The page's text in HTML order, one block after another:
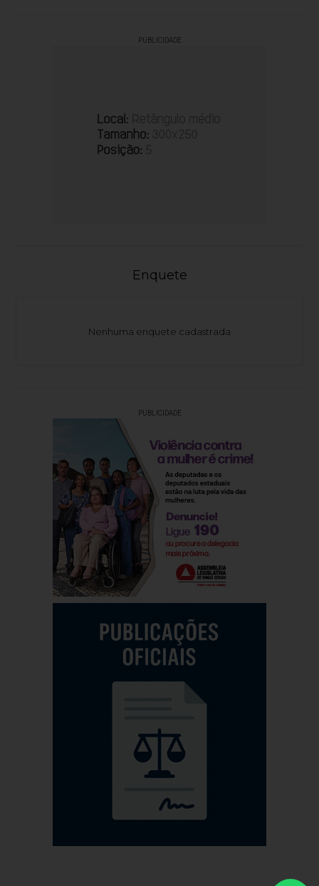
PUBLICIDADE
Enquete
Nenhuma enquete cadastrada
PUBLICIDADE